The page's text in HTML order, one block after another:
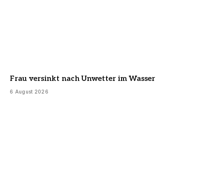
Frau versinkt nach Unwetter im Wasser
6 August 2026